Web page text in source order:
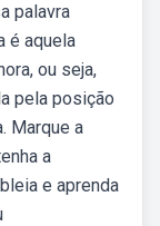
palavra
é aquela
ou seja,
pela posição
Marque a
a
e aprenda